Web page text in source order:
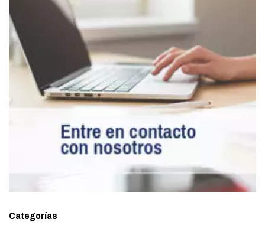
Categorías